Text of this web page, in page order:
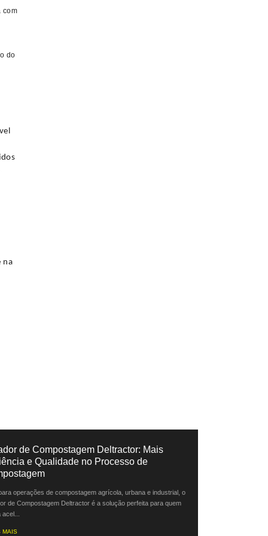
com
do
na
de Compostagem Deltractor: Mais
e Qualidade no Processo de
operações de compostagem agrícola, urbana e industrial, o
de Compostagem Deltractor é a solução perfeita para quem
MAIS